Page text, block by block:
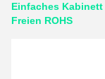
Einfaches Kabinett
Freien ROHS